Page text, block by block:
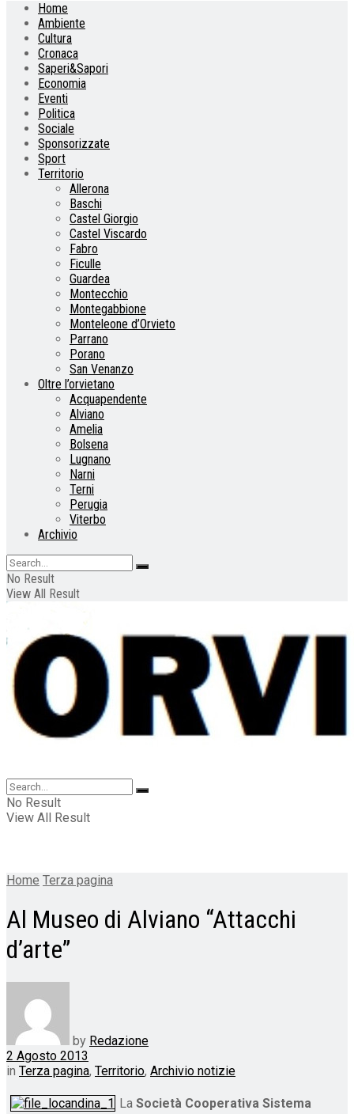
Home
Ambiente
Cultura
Cronaca
Saperi&Sapori
Economia
Eventi
Politica
Sociale
Sponsorizzate
Sport
Territorio
Allerona
Baschi
Castel Giorgio
Castel Viscardo
Fabro
Ficulle
Guardea
Montecchio
Montegabbione
Monteleone d’Orvieto
Parrano
Porano
San Venanzo
Oltre l’orvietano
Acquapendente
Alviano
Amelia
Bolsena
Lugnano
Narni
Terni
Perugia
Viterbo
Archivio
No Result
View All Result
No Result
View All Result
Home Terza pagina
Al Museo di Alviano “Attacchi
d’arte”
by Redazione
2 Agosto 2013
in Terza pagina, Territorio, Archivio notizie
La Società Cooperativa Sistema